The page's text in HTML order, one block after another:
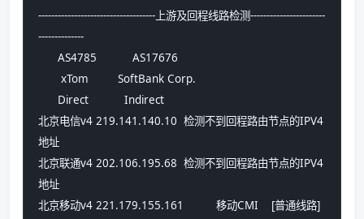
------------------------------------上游及回程线路检测-----------------------
--------------
      AS4785           AS17676
       xTom         SoftBank Corp.
      Direct           Indirect
北京电信v4 219.141.140.10  检测不到回程路由节点的IPV4
地址
北京联通v4 202.106.195.68  检测不到回程路由节点的IPV4
地址
北京移动v4 221.179.155.161          移动CMI    [普通线路]